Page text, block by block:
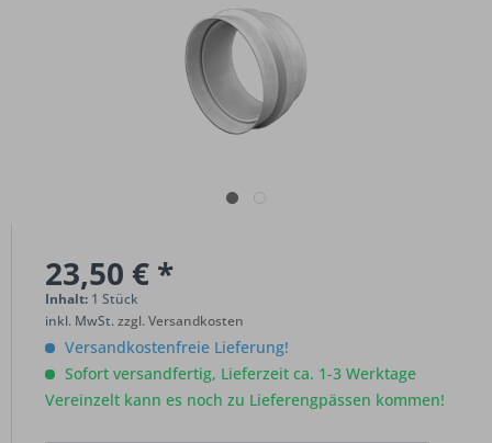
23,50 € *
Inhalt: 1 Stück
inkl. MwSt.zzgl. Versandkosten
Versandkostenfreie Lieferung!
Sofort versandfertig, Lieferzeit ca. 1-3 Werktage
Vereinzelt kann es noch zu Lieferengpässen kommen!